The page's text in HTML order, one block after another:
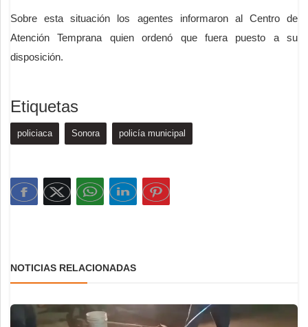
Sobre esta situación los agentes informaron al Centro de
Atención Temprana quien ordenó que fuera puesto a su
disposición.
Etiquetas
policiaca Sonora policía municipal
NOTICIAS RELACIONADAS